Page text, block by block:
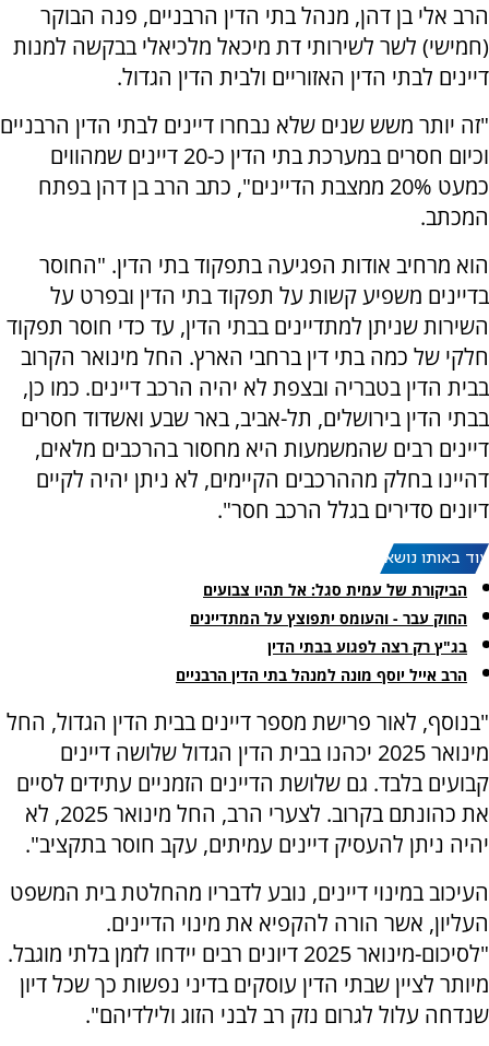
הרב אלי בן דהן, מנהל בתי הדין הרבניים, פנה הבוקר
(חמישי) לשר לשירותי דת מיכאל מלכיאלי בבקשה למנות
דיינים לבתי הדין האזוריים ולבית הדין הגדול.
"זה יותר משש שנים שלא נבחרו דיינים לבתי הדין הרבניים
וכיום חסרים במערכת בתי הדין כ-20 דיינים שמהווים
כמעט 20% ממצבת הדיינים", כתב הרב בן דהן בפתח
המכתב.
הוא מרחיב אודות הפגיעה בתפקוד בתי הדין. "החוסר
בדיינים משפיע קשות על תפקוד בתי הדין ובפרט על
השירות שניתן למתדיינים בבתי הדין, עד כדי חוסר תפקוד
חלקי של כמה בתי דין ברחבי הארץ. החל מינואר הקרוב
בבית הדין בטבריה ובצפת לא יהיה הרכב דיינים. כמו כן,
בבתי הדין בירושלים, תל-אביב, באר שבע ואשדוד חסרים
דיינים רבים שהמשמעות היא מחסור בהרכבים מלאים,
דהיינו בחלק מההרכבים הקיימים, לא ניתן יהיה לקיים
דיונים סדירים בגלל הרכב חסר".
עוד באותו נושא:
הביקורת של עמית סגל: אל תהיו צבועים
החוק עבר - והעומס יתפוצץ על המתדיינים
בג"ץ רק רצה לפגוע בבתי הדין
הרב אייל יוסף מונה למנהל בתי הדין הרבניים
"בנוסף, לאור פרישת מספר דיינים בבית הדין הגדול, החל
מינואר 2025 יכהנו בבית הדין הגדול שלושה דיינים
קבועים בלבד. גם שלושת הדיינים הזמניים עתידים לסיים
את כהונתם בקרוב. לצערי הרב, החל מינואר 2025, לא
יהיה ניתן להעסיק דיינים עמיתים, עקב חוסר בתקציב".
העיכוב במינוי דיינים, נובע לדבריו מהחלטת בית המשפט
העליון, אשר הורה להקפיא את מינוי הדיינים.
"לסיכום-מינואר 2025 דיונים רבים יידחו לזמן בלתי מוגבל.
מיותר לציין שבתי הדין עוסקים בדיני נפשות כך שכל דיון
שנדחה עלול לגרום נזק רב לבני הזוג ולילדיהם".